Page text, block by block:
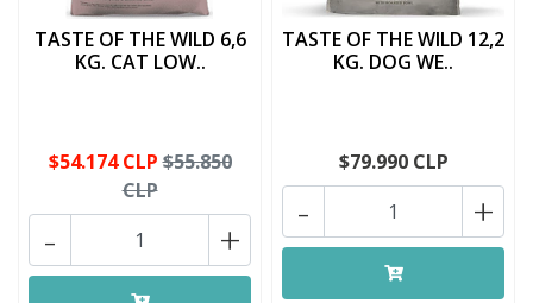
TASTE OF THE WILD 6,6
KG. CAT LOW..
$54.174 CLP $55.850
CLP
+
-
TASTE OF THE WILD 12,2
KG. DOG WE..
$79.990 CLP
+
-